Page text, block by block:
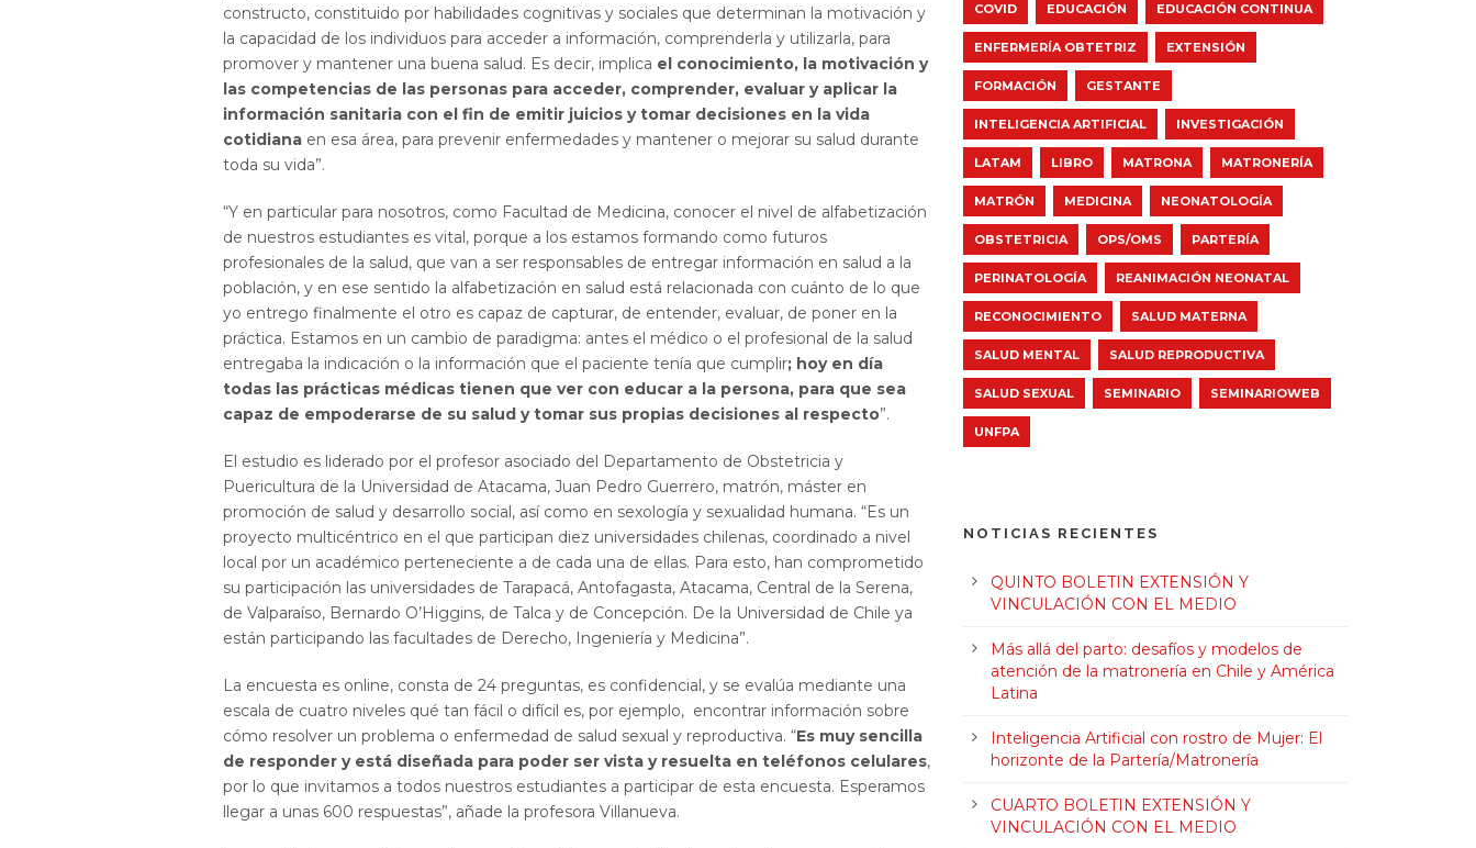
constructo, constituido por habilidades cognitivas y sociales que determinan la motivación y
la capacidad de los individuos para acceder a información, comprenderla y utilizarla, para
promover y mantener una buena salud. Es decir, implica el conocimiento, la motivación y
las competencias de las personas para acceder, comprender, evaluar y aplicar la
información sanitaria con el fin de emitir juicios y tomar decisiones en la vida
cotidiana en esa área, para prevenir enfermedades y mantener o mejorar su salud durante
toda su vida”.
“Y en particular para nosotros, como Facultad de Medicina, conocer el nivel de alfabetización
de nuestros estudiantes es vital, porque a los estamos formando como futuros
profesionales de la salud, que van a ser responsables de entregar información en salud a la
población, y en ese sentido la alfabetización en salud está relacionada con cuánto de lo que
yo entrego finalmente el otro es capaz de capturar, de entender, evaluar, de poner en la
práctica. Estamos en un cambio de paradigma: antes el médico o el profesional de la salud
entregaba la indicación o la información que el paciente tenía que cumplir; hoy en día
todas las prácticas médicas tienen que ver con educar a la persona, para que sea
capaz de empoderarse de su salud y tomar sus propias decisiones al respecto”.
El estudio es liderado por el profesor asociado del Departamento de Obstetricia y
Puericultura de la Universidad de Atacama, Juan Pedro Guerrero, matrón, máster en
promoción de salud y desarrollo social, así como en sexología y sexualidad humana. “Es un
proyecto multicéntrico en el que participan diez universidades chilenas, coordinado a nivel
local por un académico perteneciente a de cada una de ellas. Para esto, han comprometido
su participación las universidades de Tarapacá, Antofagasta, Atacama, Central de la Serena,
de Valparaíso, Bernardo O’Higgins, de Talca y de Concepción. De la Universidad de Chile ya
están participando las facultades de Derecho, Ingeniería y Medicina”.
La encuesta es online, consta de 24 preguntas, es confidencial, y se evalúa mediante una
escala de cuatro niveles qué tan fácil o difícil es, por ejemplo, encontrar información sobre
cómo resolver un problema o enfermedad de salud sexual y reproductiva. “Es muy sencilla
de responder y está diseñada para poder ser vista y resuelta en teléfonos celulares,
por lo que invitamos a todos nuestros estudiantes a participar de esta encuesta. Esperamos
llegar a unas 600 respuestas”, añade la profesora Villanueva.
COVID EDUCACIÓN EDUCACIÓN CONTINUA
ENFERMERÍA OBTETRIZ EXTENSIÓN
FORMACIÓN GESTANTE
INTELIGENCIA ARTIFICIAL INVESTIGACIÓN
LATAM LIBRO MATRONA MATRONERÍA
MATRÓN MEDICINA NEONATOLOGÍA
OBSTETRICIA OPS/OMS PARTERÍA
PERINATOLOGÍA REANIMACIÓN NEONATAL
RECONOCIMIENTO SALUD MATERNA
SALUD MENTAL SALUD REPRODUCTIVA
SALUD SEXUAL SEMINARIO SEMINARIOWEB
UNFPA
NOTICIAS RECIENTES
QUINTO BOLETIN EXTENSIÓN Y
VINCULACIÓN CON EL MEDIO
Más allá del parto: desafíos y modelos de
atención de la matronería en Chile y América
Latina
Inteligencia Artificial con rostro de Mujer: El
horizonte de la Partería/Matronería
CUARTO BOLETIN EXTENSIÓN Y
VINCULACIÓN CON EL MEDIO